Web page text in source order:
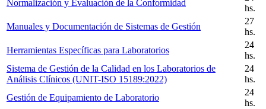
Normalización y Evaluación de la Conformidad
hs.
Manuales y Documentación de Sistemas de Gestión
27
hs.
Herramientas Específicas para Laboratorios
24
hs.
Sistema de Gestión de la Calidad en los Laboratorios de
Análisis Clínicos (UNIT-ISO 15189:2022)
24
hs.
Gestión de Equipamiento de Laboratorio
24
hs.